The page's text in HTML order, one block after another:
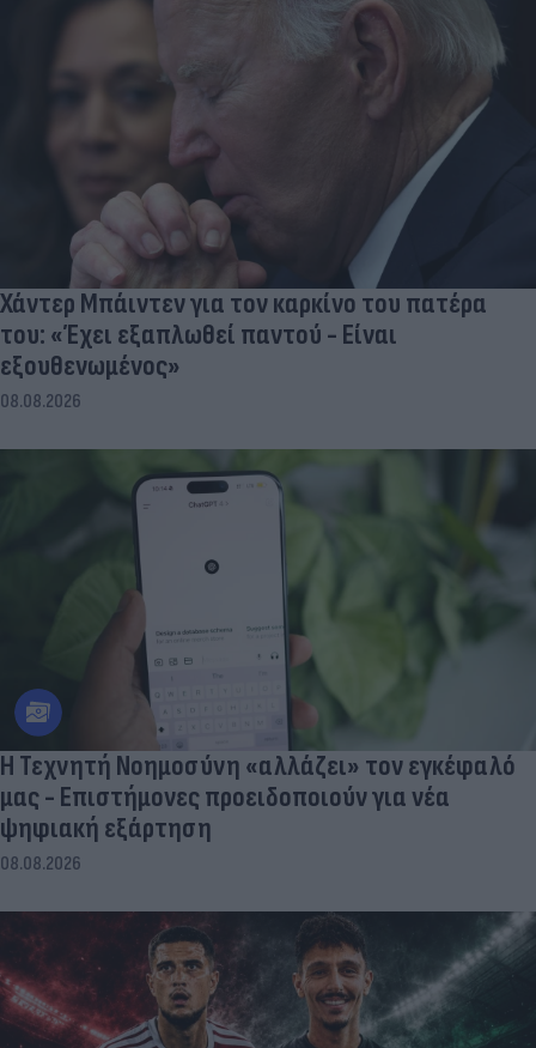
Χάντερ Μπάιντεν για τον καρκίνο του πατέρα
του: «Έχει εξαπλωθεί παντού - Είναι
εξουθενωμένος»
08.08.2026
Η Τεχνητή Νοημοσύνη «αλλάζει» τον εγκέφαλό
μας - Eπιστήμονες προειδοποιούν για νέα
ψηφιακή εξάρτηση
08.08.2026